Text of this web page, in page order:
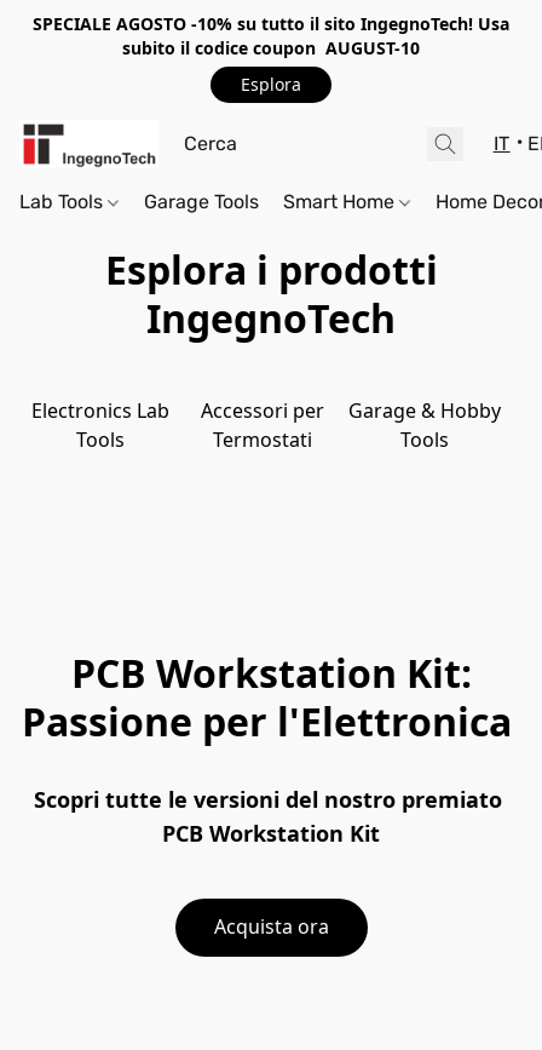
SPECIALE AGOSTO -10% su tutto il sito IngegnoTech! Usa
subito il codice coupon AUGUST-10
Esplora
IT
Lab Tools Garage Tools Smart Home Home
Esplora i prodotti
IngegnoTech
Electronics Lab
Tools
Accessori per
Termostati
Garage & Hobby
Tools
PCB Workstation Kit:
Passione per l'Elettronica
Scopri tutte le versioni del nostro premiato
PCB Workstation Kit
Acquista ora